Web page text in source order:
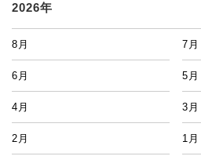
2026年
8月 7月
6月 5月
4月 3月
2月 1月